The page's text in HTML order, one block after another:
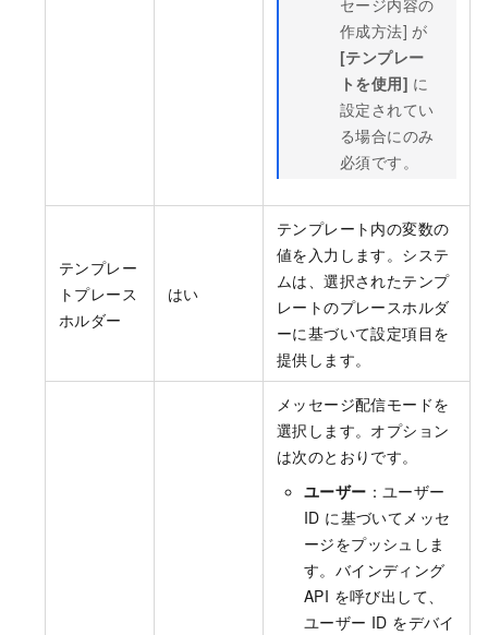
セージ内容の
作成方法] が
[テンプレー
トを使用] に
設定されてい
る場合にのみ
必須です。
テンプレー
トプレース
ホルダー
はい
テンプレート内の変数の
値を入力します。システ
ムは、選択されたテンプ
レートのプレースホルダ
ーに基づいて設定項目を
提供します。
メッセージ配信モードを
選択します。オプション
は次のとおりです。
ユーザー ：ユーザー
ID に基づいてメッセ
ージをプッシュしま
す。バインディング
API を呼び出して、
ユーザー ID をデバイ